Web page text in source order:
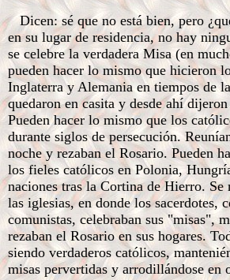
Dicen: sé que no está bien, pero
en su lugar de residencia, no hay
se celebre la verdadera Misa (en
pueden hacer lo mismo que hicieron
Inglaterra y Alemania en tiempos de
quedaron en casita y desde ahí
Pueden hacer lo mismo que los
durante siglos de persecución.
noche y rezaban el Rosario. Pueden
los fieles católicos en Polonia,
naciones tras la Cortina de Hierro. Se
las iglesias, en donde los sacerdotes,
comunistas, celebraban sus "misas",
rezaban el Rosario en sus hogares.
siendo verdaderos católicos,
misas pervertidas y arrodillándose en